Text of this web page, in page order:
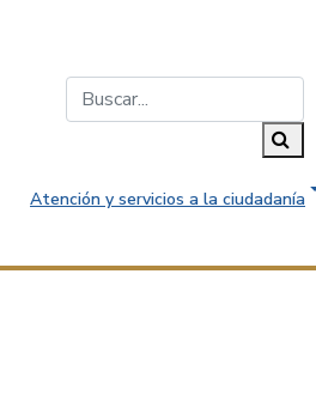
Atención y servicios a la ciudadanía